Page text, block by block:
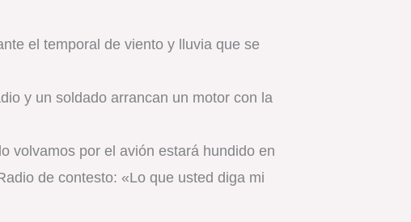
el temporal de viento y lluvia que se
y un soldado arrancan un motor con la
volvamos por el avión estará hundido en
de contesto: «Lo que usted diga mi